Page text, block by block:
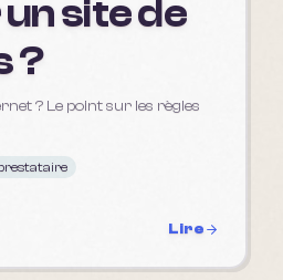
site de
?
? Le point sur les règles
Lire